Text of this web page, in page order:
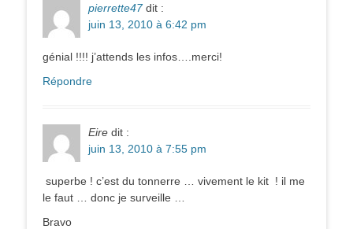
pierrette47 dit :
juin 13, 2010 à 6:42 pm
génial !!!! j’attends les infos….merci!
Répondre
Eire dit :
juin 13, 2010 à 7:55 pm
superbe ! c’est du tonnerre … vivement le kit ! il me
le faut … donc je surveille …
Bravo